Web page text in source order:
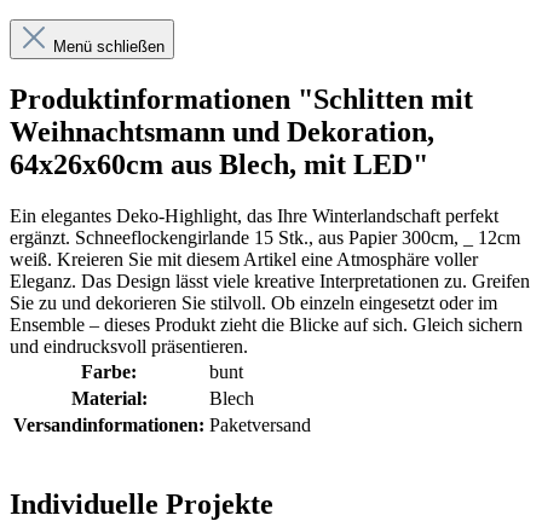
Menü schließen
Produktinformationen "Schlitten mit
Weihnachtsmann und Dekoration,
64x26x60cm aus Blech, mit LED"
Ein elegantes Deko-Highlight, das Ihre Winterlandschaft perfekt
ergänzt. Schneeflockengirlande 15 Stk., aus Papier 300cm, _ 12cm
weiß. Kreieren Sie mit diesem Artikel eine Atmosphäre voller
Eleganz. Das Design lässt viele kreative Interpretationen zu. Greifen
Sie zu und dekorieren Sie stilvoll. Ob einzeln eingesetzt oder im
Ensemble – dieses Produkt zieht die Blicke auf sich. Gleich sichern
und eindrucksvoll präsentieren.
Farbe:
bunt
Material:
Blech
Versandinformationen: Paketversand
Individuelle Projekte